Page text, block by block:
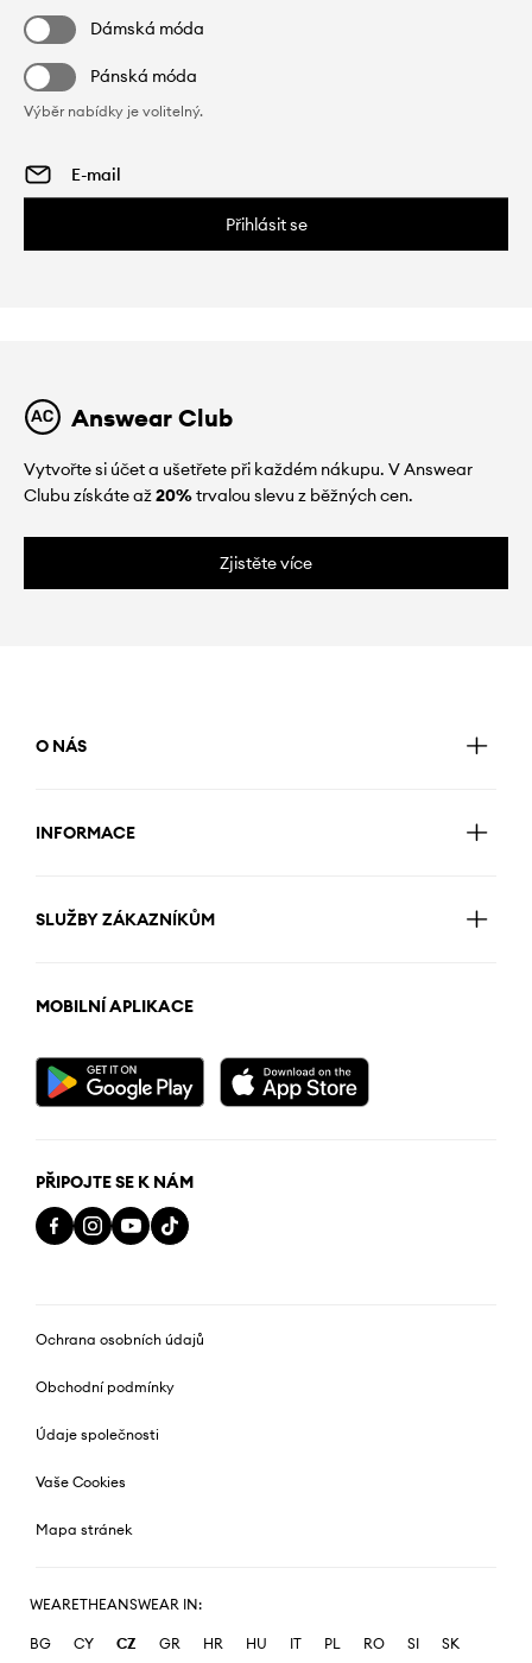
Dámská móda
Pánská móda
Výběr nabídky je volitelný.
Přihlásit se
Answear Club
Vytvořte si účet a ušetřete při každém nákupu. V Answear
Clubu získáte až20%trvalou slevu z běžných cen.
Zjistěte více
O NÁS
INFORMACE
SLUŽBY ZÁKAZNÍKŮM
MOBILNÍ APLIKACE
PŘIPOJTE SE K NÁM
Ochrana osobních údajů
Obchodní podmínky
Údaje společnosti
Vaše Cookies
Mapa stránek
WEARETHEANSWEAR IN:
BG CY CZ GR HR HU IT PL RO SI SK